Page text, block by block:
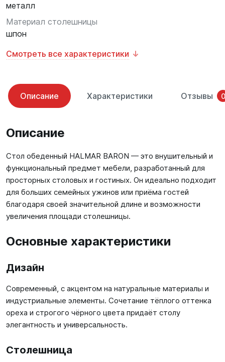
металл
Материал столешницы
шпон
Смотреть все характеристики
Описание Характеристики Отзывы 0
Описание
Стол обеденный HALMAR BARON — это внушительный и
функциональный предмет мебели, разработанный для
просторных столовых и гостиных. Он идеально подходит
для больших семейных ужинов или приёма гостей
благодаря своей значительной длине и возможности
увеличения площади столешницы.
Основные характеристики
Дизайн
Современный, с акцентом на натуральные материалы и
индустриальные элементы. Сочетание тёплого оттенка
ореха и строгого чёрного цвета придаёт столу
элегантность и универсальность.
Столешница